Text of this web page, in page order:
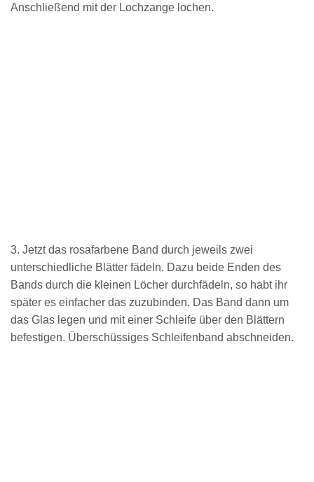
Anschließend mit der Lochzange lochen.
3. Jetzt das rosafarbene Band durch jeweils zwei
unterschiedliche Blätter fädeln. Dazu beide Enden des
Bands durch die kleinen Löcher durchfädeln, so habt ihr
später es einfacher das zuzubinden. Das Band dann um
das Glas legen und mit einer Schleife über den Blättern
befestigen. Überschüssiges Schleifenband abschneiden.